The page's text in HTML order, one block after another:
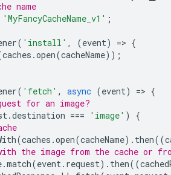
name
'MyFancyCacheName_v1' ;
( 'install' , (event) => {
caches .open(cacheName));
( 'fetch' , async (event) => {
for an image?
.destination === 'image' )
{
(caches .open(cacheName). then((
the image from the cache or
.match(event. request). then((